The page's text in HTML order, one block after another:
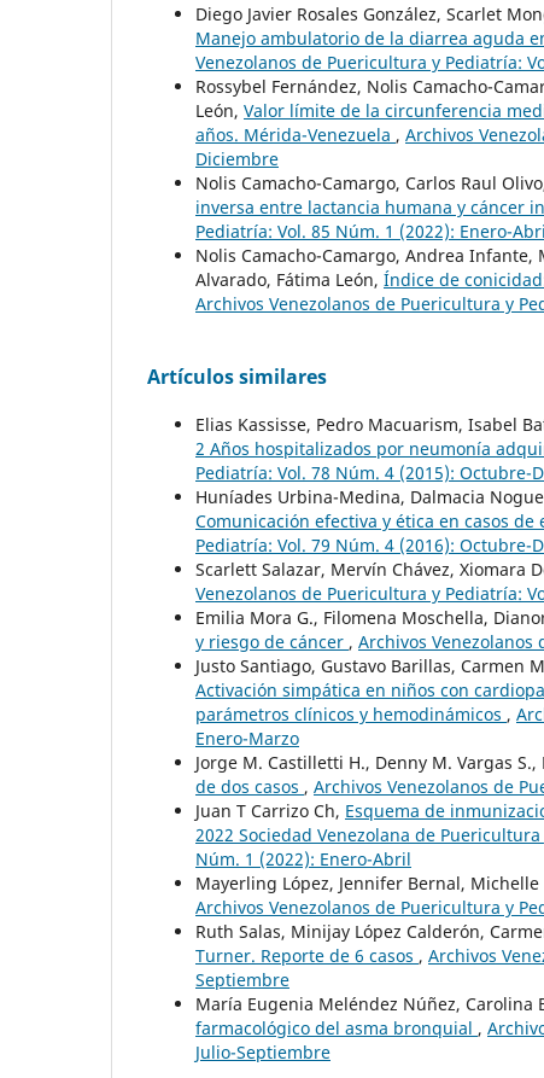
Diego Javier Rosales González, Scarlet
Manejo ambulatorio de la diarrea aguda
Venezolanos de Puericultura y Pediatría:
Rossybel Fernández, Nolis Camacho-
León, Valor límite de la circunferencia
años. Mérida-Venezuela , Archivos
Diciembre
Nolis Camacho-Camargo, Carlos Raul
inversa entre lactancia humana y cáncer
Pediatría: Vol. 85 Núm. 1 (2022): Enero-
Nolis Camacho-Camargo, Andrea Infante,
Alvarado, Fátima León, Índice de
Archivos Venezolanos de Puericultura y
Artículos similares
Elias Kassisse, Pedro Macuarism, Isabel
2 Años hospitalizados por neumonía
Pediatría: Vol. 78 Núm. 4 (2015): Octubre-
Huníades Urbina-Medina, Dalmacia
Comunicación efectiva y ética en casos
Pediatría: Vol. 79 Núm. 4 (2016): Octubre-
Scarlett Salazar, Mervín Chávez, Xiomara
Venezolanos de Puericultura y Pediatría:
Emilia Mora G., Filomena Moschella,
y riesgo de cáncer , Archivos
Justo Santiago, Gustavo Barillas, Carmen
Activación simpática en niños con
parámetros clínicos y hemodinámicos ,
Enero-Marzo
Jorge M. Castilletti H., Denny M. Vargas
de dos casos , Archivos Venezolanos de
Juan T Carrizo Ch, Esquema de
2022 Sociedad Venezolana de
Núm. 1 (2022): Enero-Abril
Mayerling López, Jennifer Bernal, Michelle
Archivos Venezolanos de Puericultura y
Ruth Salas, Minijay López Calderón,
Turner. Reporte de 6 casos , Archivos
Septiembre
María Eugenia Meléndez Núñez, Carolina
farmacológico del asma bronquial ,
Julio-Septiembre